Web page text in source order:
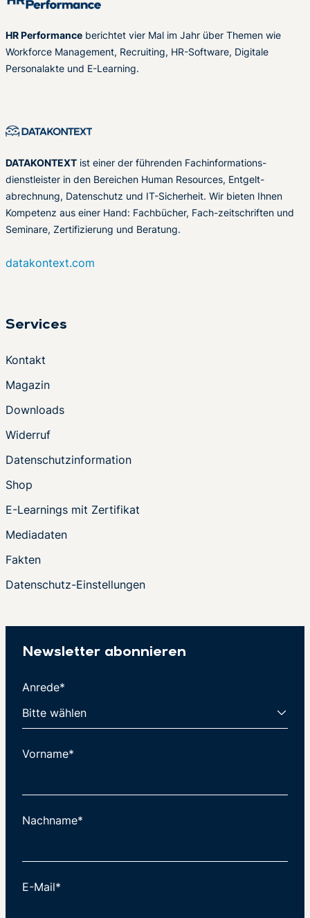
HR Performance berichtet vier Mal im Jahr über Themen wie
Workforce Management, Recruiting, HR-Software, Digitale
Personalakte und E-Learning.
DATAKONTEXT ist einer der führenden Fachinformations-
dienstleister in den Bereichen Human Resources, Entgelt-
abrechnung, Datenschutz und IT-Sicherheit. Wir bieten Ihnen
Kompetenz aus einer Hand: Fachbücher, Fach-zeitschriften und
Seminare, Zertifizierung und Beratung.
datakontext.com
Services
Kontakt
Magazin
Downloads
Widerruf
Datenschutzinformation
Shop
E-Learnings mit Zertifikat
Mediadaten
Fakten
Datenschutz-Einstellungen
Newsletter abonnieren
Anrede*
Vorname*
Nachname*
E-Mail*